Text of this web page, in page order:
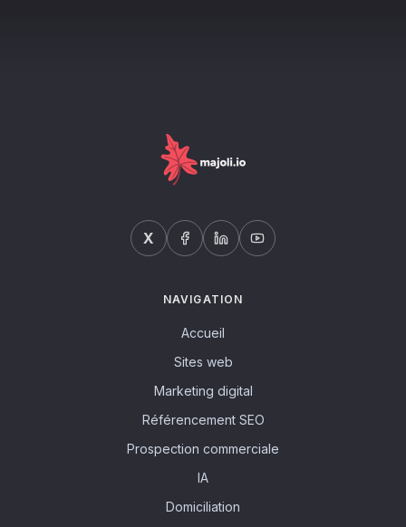
X
NAVIGATION
Accueil
Sites web
Marketing digital
Référencement SEO
Prospection commerciale
IA
Domiciliation